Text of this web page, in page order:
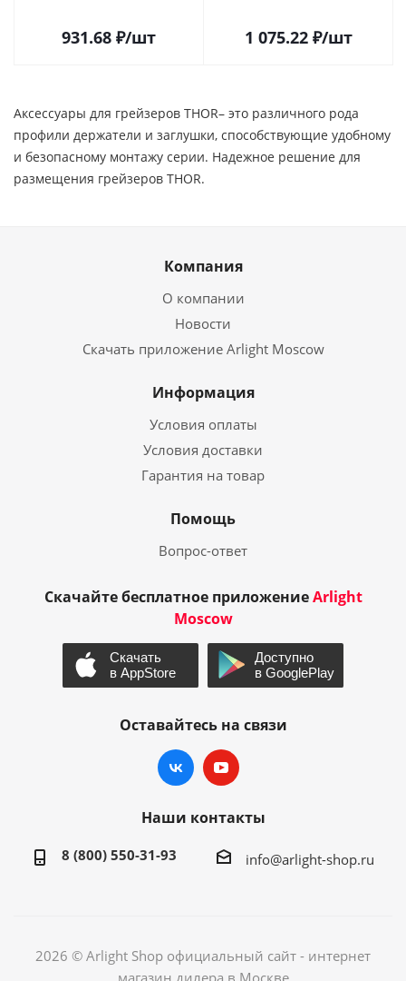
931.68 ₽/шт 1 075.22₽/шт
Аксессуары для грейзеров THOR– это различного рода
профили держатели и заглушки, способствующие удобному
и безопасному монтажу серии. Надежное решение для
размещения грейзеров THOR.
Компания
О компании
Новости
Скачать приложение Arlight Moscow
Информация
Условия оплаты
Условия доставки
Гарантия на товар
Помощь
Вопрос-ответ
Скачайте бесплатное приложениеArlight
Moscow
Оставайтесь на связи
Наши контакты
8 (800) 550-31-93 info@arlight-shop.ru
2026 © Arlight Shop официальный сайт - интернет
магазин дилера в Москве